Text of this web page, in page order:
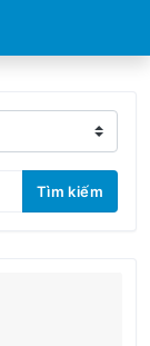
Tìm kiếm